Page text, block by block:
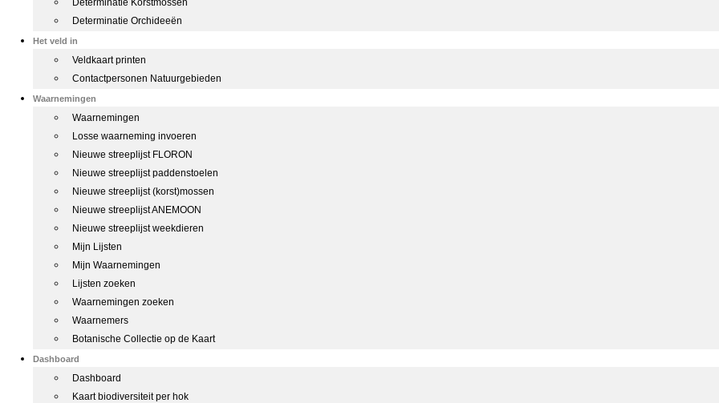
Determinatie Korstmossen
Determinatie Orchideeën
Het veld in
Veldkaart printen
Contactpersonen Natuurgebieden
Waarnemingen
Waarnemingen
Losse waarneming invoeren
Nieuwe streeplijst FLORON
Nieuwe streeplijst paddenstoelen
Nieuwe streeplijst (korst)mossen
Nieuwe streeplijst ANEMOON
Nieuwe streeplijst weekdieren
Mijn Lijsten
Mijn Waarnemingen
Lijsten zoeken
Waarnemingen zoeken
Waarnemers
Botanische Collectie op de Kaart
Dashboard
Dashboard
Kaart biodiversiteit per hok